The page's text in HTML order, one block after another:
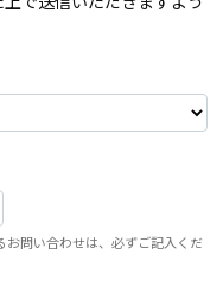
お問い合わせは、必ずご記入くだ